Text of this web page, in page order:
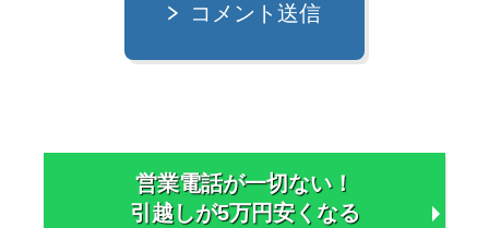
コメント送信
営業電話が一切ない！
引越しが5万円安くなる